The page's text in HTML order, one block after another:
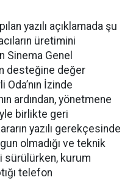
yazılı açıklamada şu
üretimini
Genel
desteğine değer
İzinde
ardından, yönetmene
birlikte geri
yazılı gerekçesinde
olmadığı ve teknik
sürülürken, kurum
telefon